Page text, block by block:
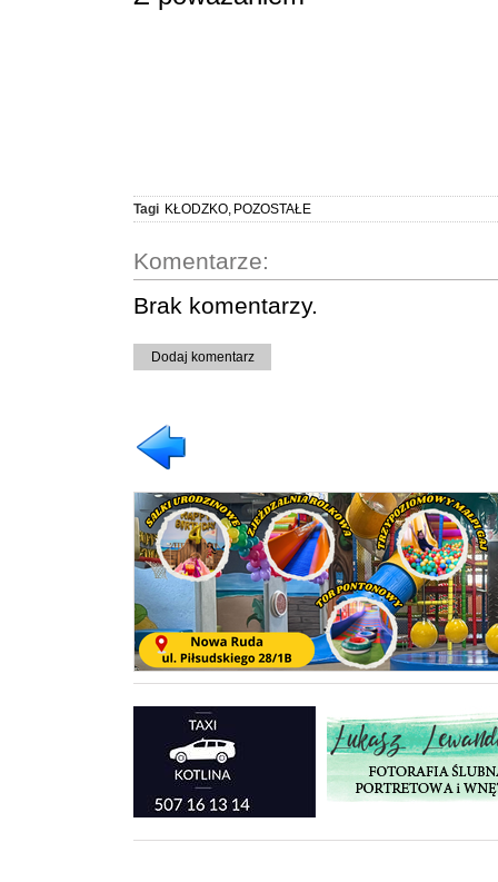
Tagi KŁODZKO, POZOSTAŁE
Komentarze:
Brak komentarzy.
Dodaj komentarz